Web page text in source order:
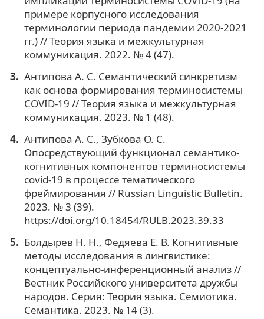
примере корпусного исследования
терминологии периода пандемии 2020-2021
гг.) // Теория языка и межкультурная
коммуникация. 2022. № 4 (47).
Антипова А. С. Семантический синкретизм
как основа формирования терминосистемы
COVID-19 // Теория языка и межкультурная
коммуникация. 2023. № 1 (48).
Антипова А. С., Зубкова О. С.
Опосредствующий функционал семантико-
когнитивных компонентов терминосистемы
covid-19 в процессе тематического
фреймирования // Russian Linguistic Bulletin.
2023. № 3 (39).
https://doi.org/10.18454/RULB.2023.39.33
Болдырев Н. Н., Федяева Е. В. Когнитивные
методы исследования в лингвистике:
концептуально-инференционный анализ //
Вестник Российского университета дружбы
народов. Серия: Теория языка. Семиотика.
Семантика. 2023. № 14 (3).